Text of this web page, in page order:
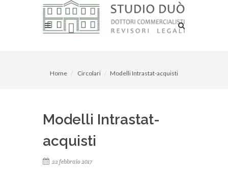
Home Circolari Modelli Intrastat-acquisti
Modelli Intrastat-
acquisti
22 febbraio 2017